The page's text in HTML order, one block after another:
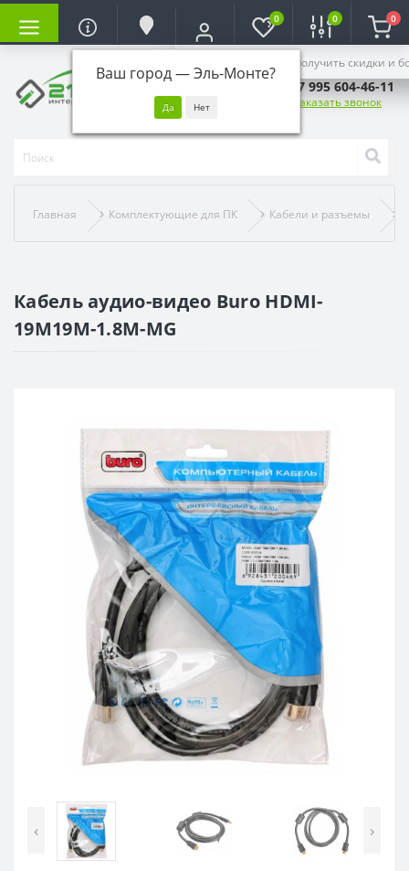
Ваш город —Эль-Монте?
Войдите, чтобы получить скидки и
0 0 0
+7 995 604-46-11
Заказать звонок
Главная Комплектующие для ПК Кабели и разъемы
Кабель аудио-видео Buro HDMI-
19M19M-1.8M-MG
‹ ›